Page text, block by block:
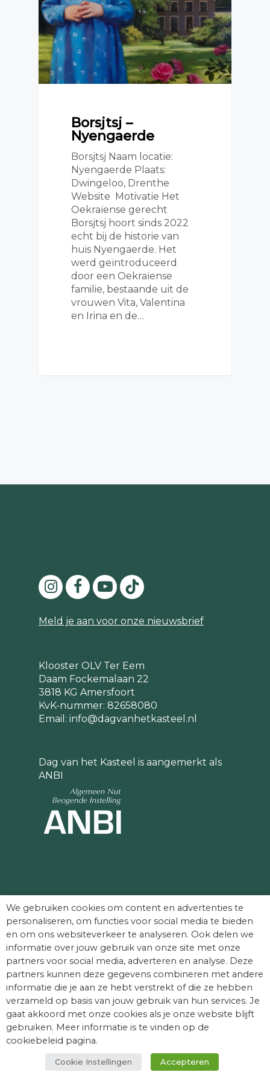
Borsjtsj –
Nyengaerde
Borsjtsj Naam locatie:
Nyengaerde Plaats:
Dwingeloo, Drenthe
Website Motivatie Het
Oekraïense gerecht
Borsjtsj hoort sinds 2022
echt bij de historie van
huis Nyengaerde. Het
werd geïntroduceerd
door een Oekraïense
familie, bestaande uit de
vrouwen Vita, Valentina
en Irina en de…
Meld je aan voor onze nieuwsbrief
Klooster OLV Ter Eem
Daam Fockemalaan 22
3818 KG Amersfoort
KvK-nummer: 82658080
Email: info@dagvanhetkasteel.nl
Dag van het Kasteel is aangemerkt als
ANBI
mogelijk maken:
We gebruiken cookies om content en advertenties te
personaliseren, om functies voor social media te bieden
en om ons websiteverkeer te analyseren. Ook delen we
informatie over jouw gebruik van onze site met onze
partners voor social media, adverteren en analyse. Deze
partners kunnen deze gegevens combineren met andere
informatie die je aan ze hebt verstrekt of die ze hebben
verzameld op basis van jouw gebruik van hun services. Je
gaat akkoord met onze cookies als je onze website blijft
gebruiken. Meer informatie is te vinden op de
cookiebeleid pagina.
Cookie Instellingen Accepteren